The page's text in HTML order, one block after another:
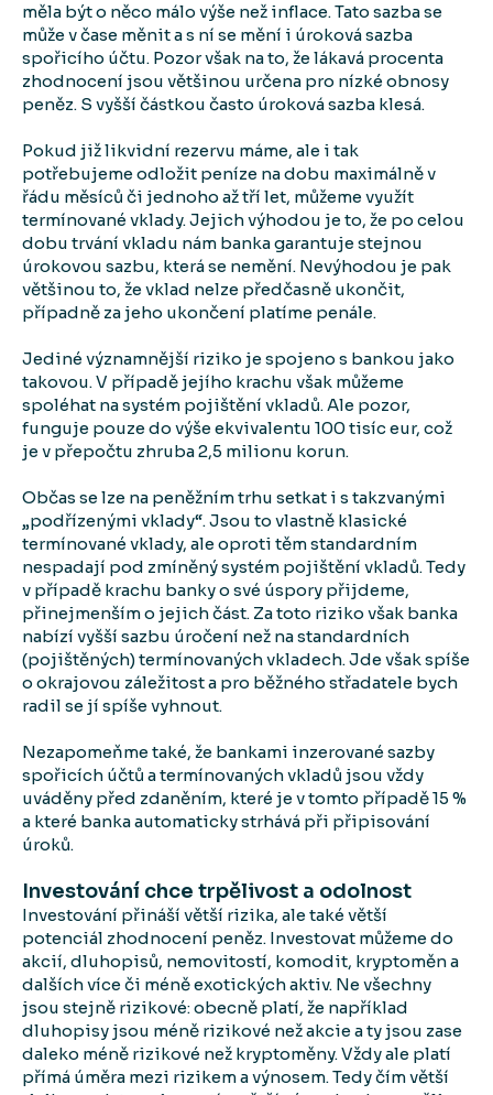
měla být o něco málo výše než inflace. Tato sazba se
může v čase měnit a s ní se mění i úroková sazba
spořicího účtu. Pozor však na to, že lákavá procenta
zhodnocení jsou většinou určena pro nízké obnosy
peněz. S vyšší částkou často úroková sazba klesá.
Pokud již likvidní rezervu máme, ale i tak
potřebujeme odložit peníze na dobu maximálně v
řádu měsíců či jednoho až tří let, můžeme využít
termínované vklady. Jejich výhodou je to, že po celou
dobu trvání vkladu nám banka garantuje stejnou
úrokovou sazbu, která se nemění. Nevýhodou je pak
většinou to, že vklad nelze předčasně ukončit,
případně za jeho ukončení platíme penále.
Jediné významnější riziko je spojeno s bankou jako
takovou. V případě jejího krachu však můžeme
spoléhat na systém pojištění vkladů. Ale pozor,
funguje pouze do výše ekvivalentu 100 tisíc eur, což
je v přepočtu zhruba 2,5 milionu korun.
Občas se lze na peněžním trhu setkat i s takzvanými
„podřízenými vklady“. Jsou to vlastně klasické
termínované vklady, ale oproti těm standardním
nespadají pod zmíněný systém pojištění vkladů. Tedy
v případě krachu banky o své úspory přijdeme,
přinejmenším o jejich část. Za toto riziko však banka
nabízí vyšší sazbu úročení než na standardních
(pojištěných) termínovaných vkladech. Jde však spíše
o okrajovou záležitost a pro běžného střadatele bych
radil se jí spíše vyhnout.
Nezapomeňme také, že bankami inzerované sazby
spořicích účtů a termínovaných vkladů jsou vždy
uváděny před zdaněním, které je v tomto případě 15 %
a které banka automaticky strhává při připisování
úroků.
Investování chce trpělivost a odolnost
Investování přináší větší rizika, ale také větší
potenciál zhodnocení peněz. Investovat můžeme do
akcií, dluhopisů, nemovitostí, komodit, kryptoměn a
dalších více či méně exotických aktiv. Ne všechny
jsou stejně rizikové: obecně platí, že například
dluhopisy jsou méně rizikové než akcie a ty jsou zase
daleko méně rizikové než kryptoměny. Vždy ale platí
přímá úměra mezi rizikem a výnosem. Tedy čím větší